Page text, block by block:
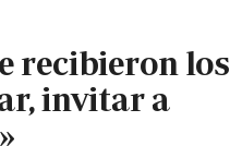
recibieron los
invitar a